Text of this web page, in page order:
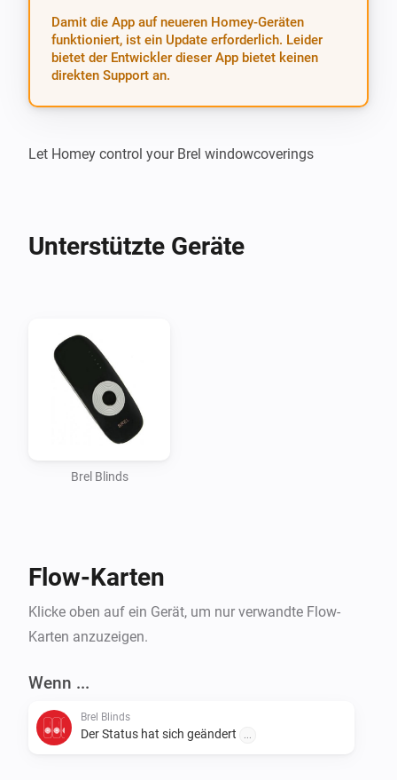
Damit die App auf neueren Homey-Geräten
funktioniert, ist ein Update erforderlich. Leider
bietet der Entwickler dieser App bietet keinen
direkten Support an.
Let Homey control your Brel windowcoverings
Unterstützte Geräte
Brel Blinds
Flow-Karten
Klicke oben auf ein Gerät, um nur verwandte Flow-
Karten anzuzeigen.
Wenn ...
Brel Blinds
Der Status hat sich geändert